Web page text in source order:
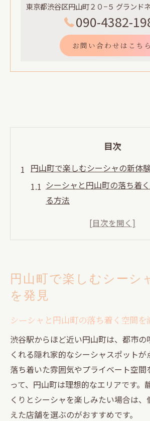
東京都渋谷区円山町２０−５ グランド
090-4382-
お問い合わせはこちら
目次
円山町で楽しむシーシャの新体
シーシャと円山町の落ち着
る方法
円山町で味わうシーシャと
円山町の隠れ家でシーシャ
むポイント
シーシャで広がる円山町の
ット案内
神泉エリアに溶け込む大人のシ
神泉エリアで叶うシーシャ
ベート体験
シーシャ×神泉で味わう静
立ポイント
円山町で楽しむシーシ
を発見
シーシャと円山町の落ち着く空間を
渋谷駅からほど近い円山町は、都市の
くれる隠れ家的なシーシャスポットが
落ち着いた雰囲気やプライベート空間
って、円山町は理想的なエリアです。
くりとシーシャを楽しみたい場合は
えた店舗を選ぶのがおすすめです。